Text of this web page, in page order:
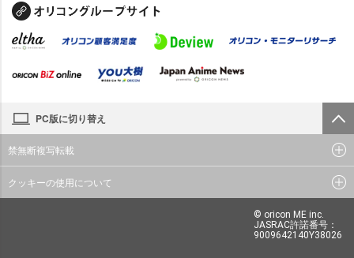
PC版に切り替え
禁無断複写転載
クッキーの使用について
© oricon ME inc.
JASRAC許諾番号：
9009642140Y38026